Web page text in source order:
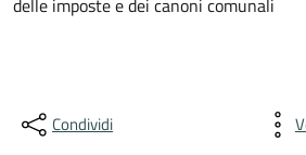
delle imposte e dei canoni comunali
Condividi